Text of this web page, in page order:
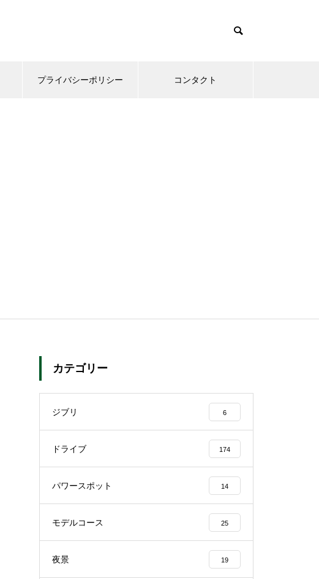
プライバシーポリシー コンタクト
カテゴリー
ジブリ 6
ドライブ 174
パワースポット 14
モデルコース 25
夜景 19